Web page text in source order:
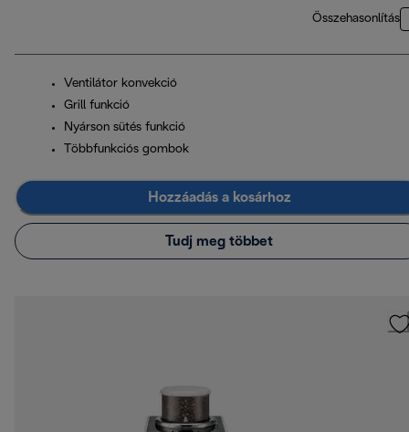
Összehasonlítás
Ventilátor konvekció
Grill funkció
Nyárson sütés funkció
Többfunkciós gombok
Hozzáadás a kosárhoz
Tudj meg többet